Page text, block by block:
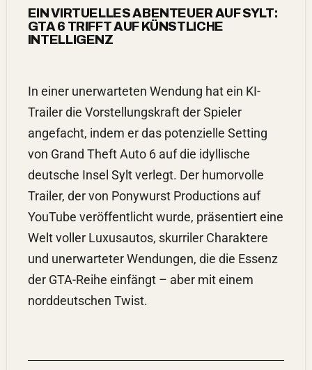
EIN VIRTUELLES ABENTEUER AUF SYLT:
GTA 6 TRIFFT AUF KÜNSTLICHE
INTELLIGENZ
In einer unerwarteten Wendung hat ein KI-
Trailer die Vorstellungskraft der Spieler
angefacht, indem er das potenzielle Setting
von Grand Theft Auto 6 auf die idyllische
deutsche Insel Syltverlegt. Der humorvolle
Trailer, der von Ponywurst Productions auf
YouTube veröffentlicht wurde, präsentiert eine
Welt voller Luxusautos, skurriler Charaktere
und unerwarteter Wendungen, die die Essenz
der GTA-Reihe einfängt – aber mit einem
norddeutschen Twist.